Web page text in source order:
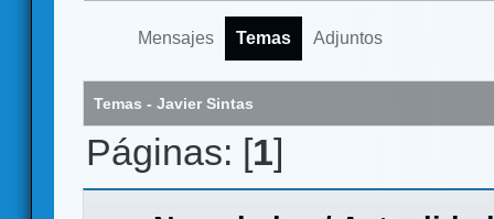
Mensajes Temas Adjuntos
Temas - Javier Sintas
Páginas: [1]